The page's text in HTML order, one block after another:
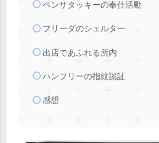
ペンサタッキーの奉仕活動
フリーダのシェルター
出店であふれる所内
ハンフリーの指紋認証
感想